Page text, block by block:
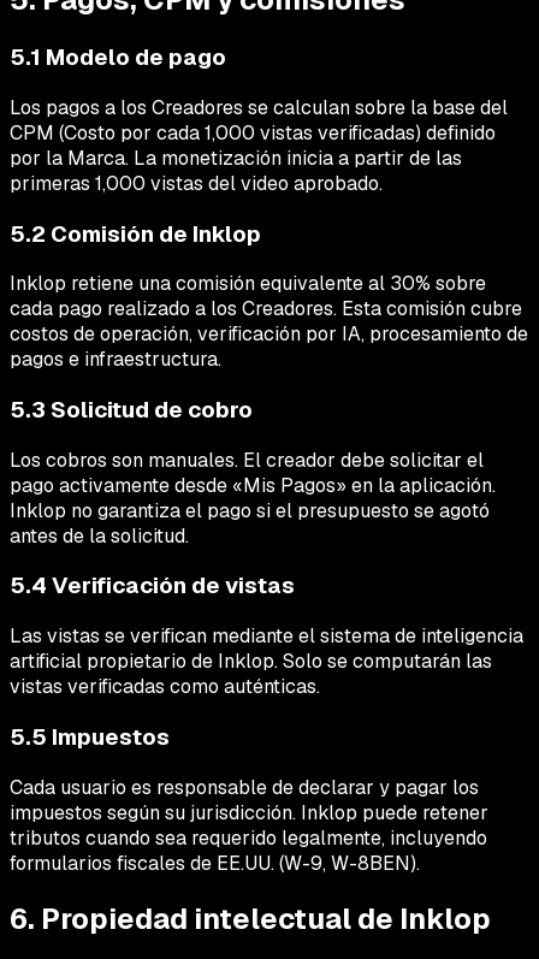
5.1 Modelo de pago
Los pagos a los Creadores se calculan sobre la base del
CPM (Costo por cada 1,000 vistas verificadas) definido
por la Marca. La monetización inicia a partir de las
primeras 1,000 vistas del video aprobado.
5.2 Comisión de Inklop
Inklop retiene una comisión equivalente al 30% sobre
cada pago realizado a los Creadores. Esta comisión cubre
costos de operación, verificación por IA, procesamiento de
pagos e infraestructura.
5.3 Solicitud de cobro
Los cobros son manuales. El creador debe solicitar el
pago activamente desde «Mis Pagos» en la aplicación.
Inklop no garantiza el pago si el presupuesto se agotó
antes de la solicitud.
5.4 Verificación de vistas
Las vistas se verifican mediante el sistema de inteligencia
artificial propietario de Inklop. Solo se computarán las
vistas verificadas como auténticas.
5.5 Impuestos
Cada usuario es responsable de declarar y pagar los
impuestos según su jurisdicción. Inklop puede retener
tributos cuando sea requerido legalmente, incluyendo
formularios fiscales de EE.UU. (W-9, W-8BEN).
6. Propiedad intelectual de Inklop